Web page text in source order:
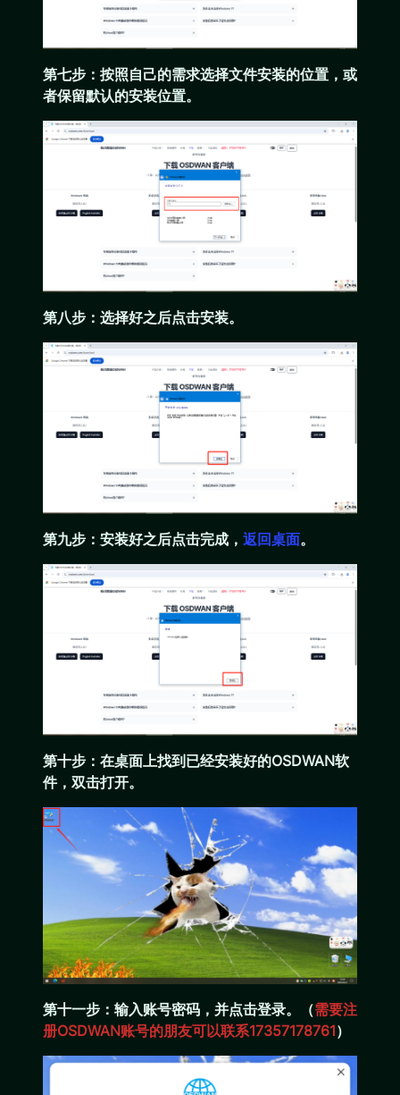
第七步：按照自己的需求选择文件安装的位置，或
者保留默认的安装位置。
第八步：选择好之后点击安装。
第九步：安装好之后点击完成， 返回桌面。
第十步：在桌面上找到已经安装好的OSDWAN软
件，双击打开。
第十一步：输入账号密码，并点击登录。（需要注
册OSDWAN账号的朋友可以联系17357178761）